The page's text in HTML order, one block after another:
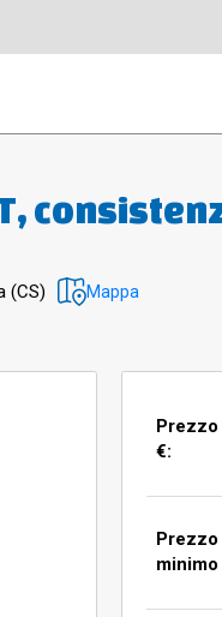
con
il portone
vi è
dal
(CS) Mappa
Prezzo
€:
Prezzo
minimo